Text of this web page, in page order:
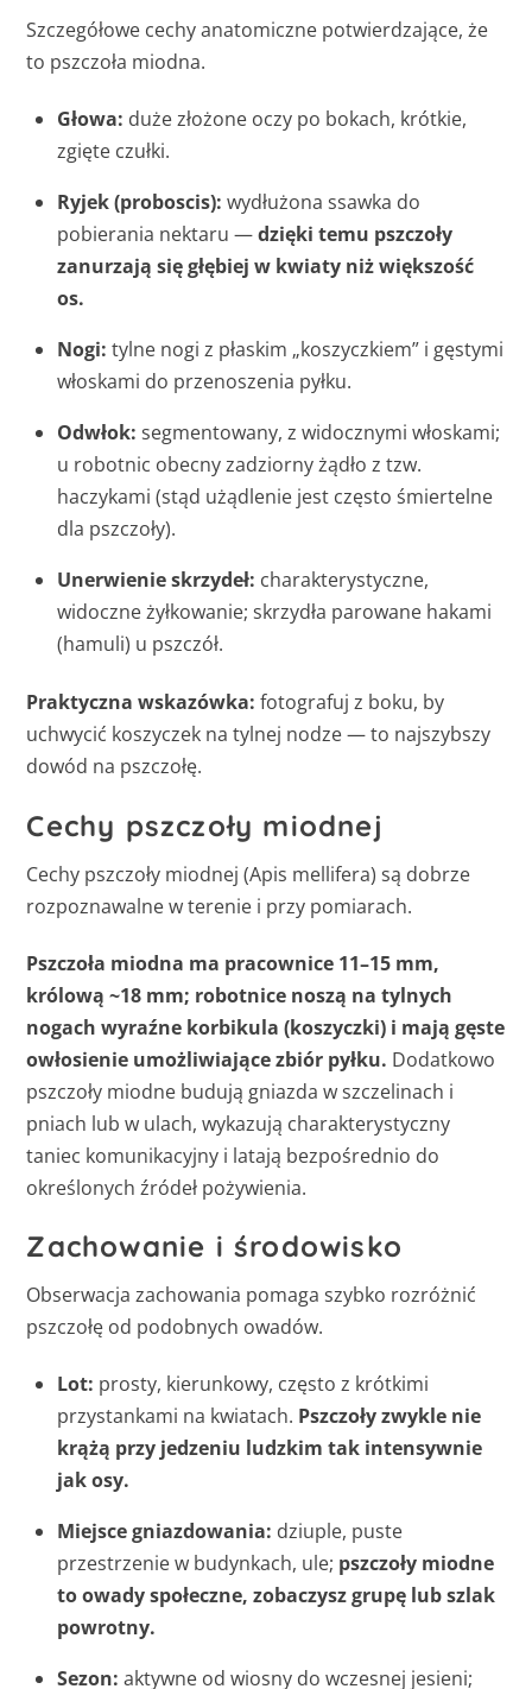
Szczegółowe cechy anatomiczne potwierdzające, że
to pszczoła miodna.
Głowa: duże złożone oczy po bokach, krótkie,
zgięte czułki.
Ryjek (proboscis): wydłużona ssawka do
pobierania nektaru —dzięki temu pszczoły
zanurzają się głębiej w kwiaty niż większość
os.
Nogi: tylne nogi z płaskim „koszyczkiem” i gęstymi
włoskami do przenoszenia pyłku.
Odwłok: segmentowany, z widocznymi włoskami;
u robotnic obecny zadziorny żądło z tzw.
haczykami (stąd użądlenie jest często śmiertelne
dla pszczoły).
Unerwienie skrzydeł: charakterystyczne,
widoczne żyłkowanie; skrzydła parowane hakami
(hamuli) u pszczół.
Praktyczna wskazówka: fotografuj z boku, by
uchwycić koszyczek na tylnej nodze — to najszybszy
dowód na pszczołę.
Cechy pszczoły miodnej
Cechy pszczoły miodnej (Apis mellifera) są dobrze
rozpoznawalne w terenie i przy pomiarach.
Pszczoła miodna ma pracownice 11–15 mm,
królową ~18 mm; robotnice noszą na tylnych
nogach wyraźne korbikula (koszyczki) i mają gęste
owłosienie umożliwiające zbiór pyłku. Dodatkowo
pszczoły miodne budują gniazda w szczelinach i
pniach lub w ulach, wykazują charakterystyczny
taniec komunikacyjny i latają bezpośrednio do
określonych źródeł pożywienia.
Zachowanie i środowisko
Obserwacja zachowania pomaga szybko rozróżnić
pszczołę od podobnych owadów.
Lot: prosty, kierunkowy, często z krótkimi
przystankami na kwiatach. Pszczoły zwykle nie
krążą przy jedzeniu ludzkim tak intensywnie
jak osy.
Miejsce gniazdowania: dziuple, puste
przestrzenie w budynkach, ule; pszczoły miodne
to owady społeczne, zobaczysz grupę lub szlak
powrotny.
Sezon: aktywne od wiosny do wczesnej jesieni;